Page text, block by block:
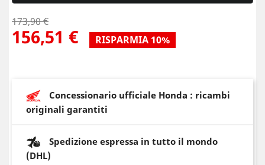
173,90 €
156,51 € RISPARMIA 10%
Concessionario ufficiale Honda : ricambi
originali garantiti
Spedizione espressa in tutto il mondo
(DHL)